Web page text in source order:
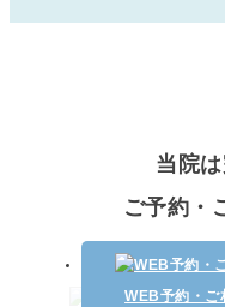
当院は
ご予約・
WEB予約・ご